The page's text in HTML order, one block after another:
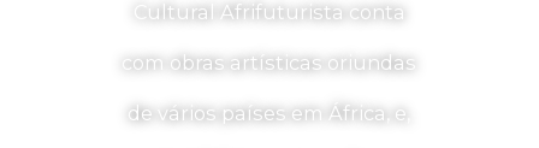
Cultural Afrifuturista conta
com obras artísticas oriundas
de vários países em África, e,